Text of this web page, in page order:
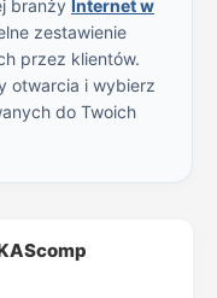
branży Internet w
zestawienie
przez klientów.
otwarcia i wybierz
do Twoich